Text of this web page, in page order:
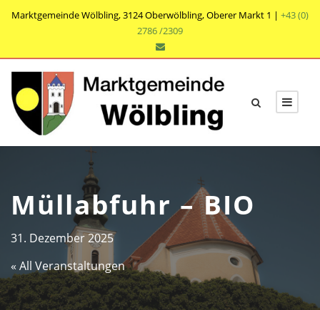
Marktgemeinde Wölbling, 3124 Oberwölbling, Oberer Markt 1 | +43 (0)
2786 /2309
Müllabfuhr – BIO
31. Dezember 2025
« All Veranstaltungen